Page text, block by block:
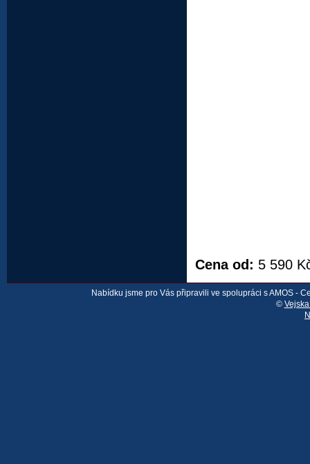
Cena od: 5 590
Nabídku jsme pro Vás připravili ve spolupráci s AMOS -
©